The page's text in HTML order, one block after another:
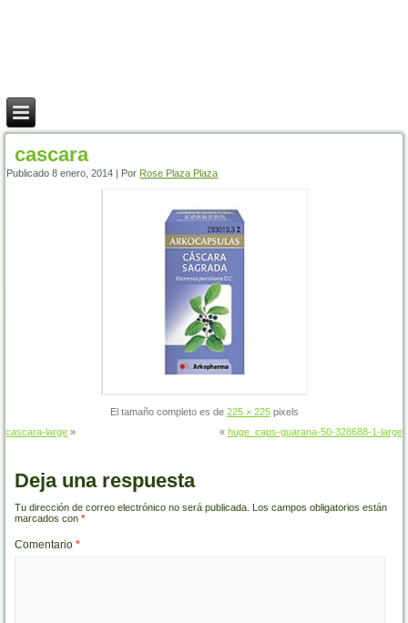
cascara
Publicado 8 enero, 2014 Por Rose Plaza Plaza
El tamaño completo es de 225 × 225pixels
cascara-large » « huge_caps-guarana-50-328688-1-large
Deja una respuesta
Tu dirección de correo electrónico no será publicada. Los campos obligatorios están
marcados con*
Comentario*